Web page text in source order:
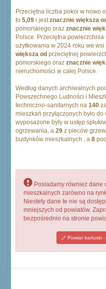
Przeciętna liczba pokoi w nowo
to 5,09 i jestznacznie większa od
pomorskiego oraz znacznie
Polsce. Przeciętna
użytkowania w 2024 roku we wsi
większa od przeciętnej
pomorskiego oraz znacznie
nieruchomości w całej Polsce.
Według danych archiwalnych
Powszechnego Ludności i
techniczno-sanitarnych na 140
mieszkań przyłączonych było
wyposażone były w ustęp
ogrzewania, a 29 z pieców
budynków mieszkalnych , a 8
Posiadamy również dane
mieszkalnych zarówno na
Niestety dane te nie są
mniejszych od powiatów.
bezpośrednio na stronie
Powiat kartuski -